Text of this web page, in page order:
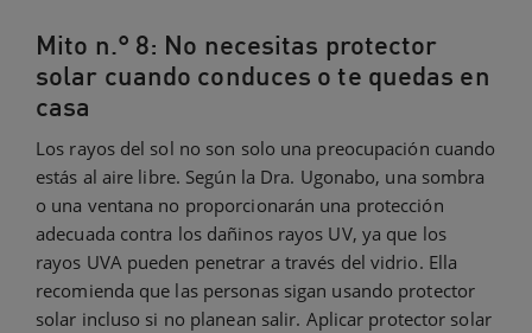
Mito n.° 8: No necesitas protector
solar cuando conduces o te quedas en
casa
Los rayos del sol no son solo una preocupación cuando
estás al aire libre. Según la Dra. Ugonabo, una sombra
o una ventana no proporcionarán una protección
adecuada contra los dañinos rayos UV, ya que los
rayos UVA pueden penetrar a través del vidrio. Ella
recomienda que las personas sigan usando protector
solar incluso si no planean salir. Aplicar protector solar